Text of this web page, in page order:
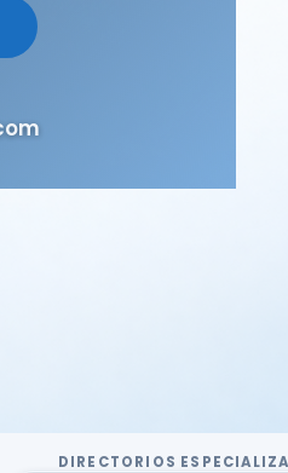
DIRECTORIOS